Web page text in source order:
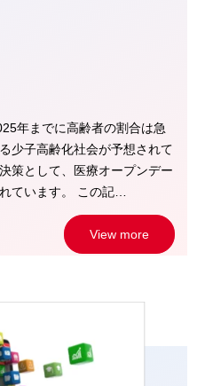
年までに高齢者の割合は急
少子高齢化社会が予想されて
策として、医療オープンデー
ています。 この記…
View more